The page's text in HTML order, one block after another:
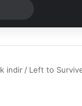
yap
indir / Left to